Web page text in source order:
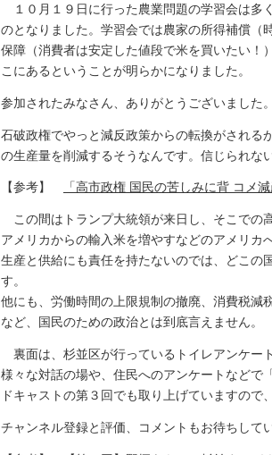
１０月１９日に行った農業問題の学習会は多
のとなりました。学習会では農家の所得補償（
保障（消費者は安定した値段で米を買いたい！
こにあるということが明らかになりました。
参加されたみなさん、ありがとうございました。
石破政権でやっと減反政策からの転換がされる
の生産量を削減するそうなんです。信じられな
【参考】 「高市政権 国民の苦しみに背 コメ
この間はトランプ大統領が来日し、そこでの
アメリカからの輸入米を増やすなどのアメリ
生産と供給にも責任を持たないのでは、どこの
す。
他にも、労働時間の上限規制の撤廃、消費税減
など、国民のための政治とは到底言えません。
裏面は、杉並区が行っているトイレアンケー
様々な対話の場や、住民へのアンケートなどで
ドキャストの第３回でも取り上げていますので
チャンネル登録と評価、コメントもお待ちして